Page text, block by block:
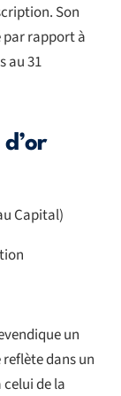
Son
par rapport à
au 31
Capital)
un
dans un
de la